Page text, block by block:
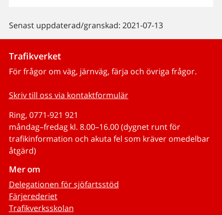
Senast uppdaterad/granskad: 2021-07-13
Trafikverket
För frågor om väg, järnväg, färja och övriga frågor.
Skriv till oss via kontaktformulär
Ring, 0771-921 921
måndag–fredag kl. 8.00–16.00 (dygnet runt för
trafikinformation och akuta fel som kräver omedelbar
åtgärd)
Mer om
Delegationen för sjöfartsstöd
Färjerederiet
Trafikverksskolan